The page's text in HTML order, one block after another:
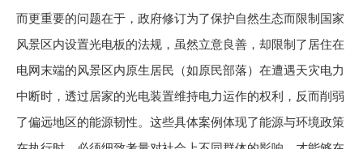
而更重要的问题在于，政府修订为了保护自然生态而限制国家
风景区内设置光电板的法规，虽然立意良善，却限制了居住在
电网末端的风景区内原生居民（如原民部落）在遭遇天灾电力
中断时，透过居家的光电装置维持电力运作的权利，反而削弱
了偏远地区的能源韧性。这些具体案例体现了能源与环境政策